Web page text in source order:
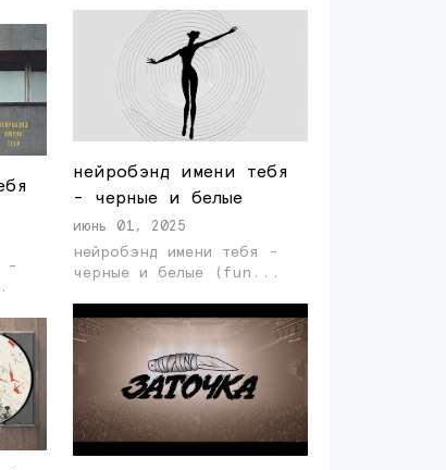
-
нейробэнд имени тебя
- черные и белые
июнь 01, 2025
нейробэнд имени тебя -
черные и белые (fun...